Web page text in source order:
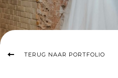
TERUG NAAR PORTFOLIO